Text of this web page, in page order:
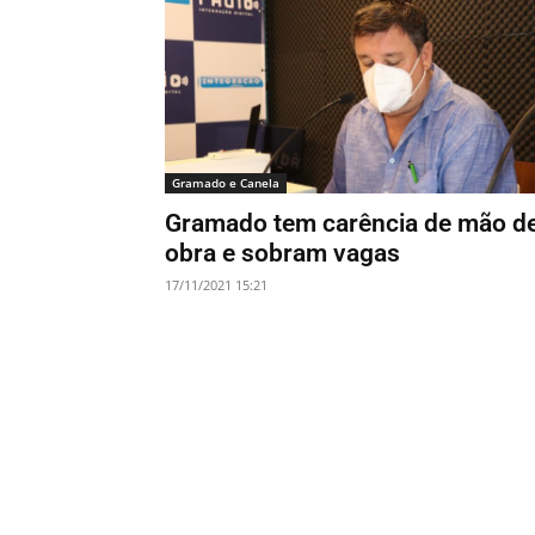
Gramado e Canela
Gramado tem carência de mão
obra e sobram vagas
17/11/2021 15:21